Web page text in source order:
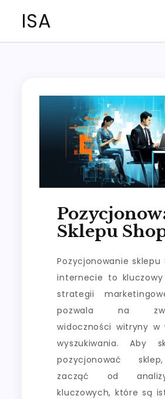
ISA
Sklepu
Pozycjonowanie sklepu
internecie to
strategii
pozwala na
widoczności witryny w
wyszukiwania. Aby
pozycjonować
zacząć od
kluczowych, które są